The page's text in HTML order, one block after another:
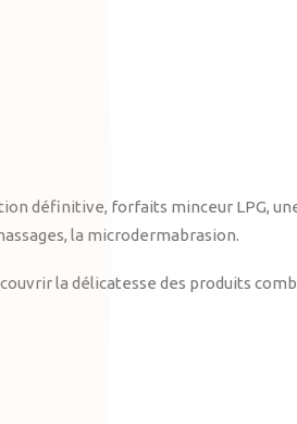
définitive, forfaits minceur LPG,
la microdermabrasion.
la délicatesse des produits